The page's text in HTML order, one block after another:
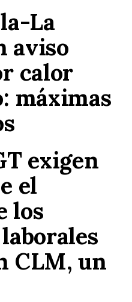
La
aviso
calor
máximas
exigen
el
los
CLM, un